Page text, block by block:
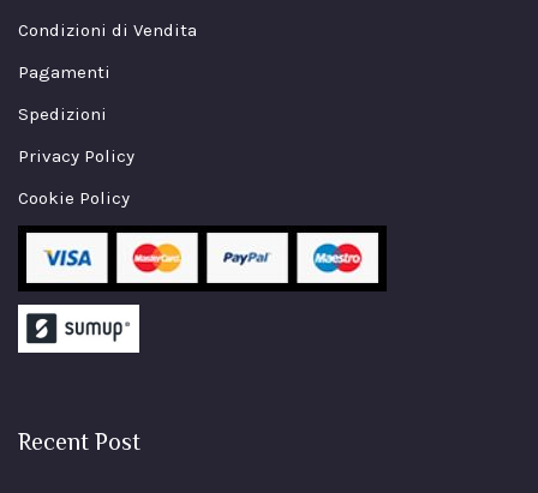
Condizioni di Vendita
Pagamenti
Spedizioni
Privacy Policy
Cookie Policy
Recent Post